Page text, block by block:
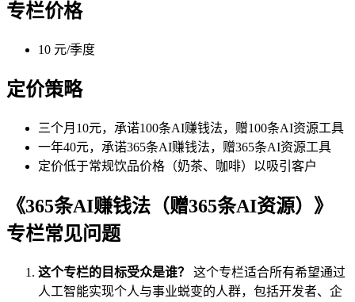
专栏价格
10 元/季度
定价策略
三个月10元，承诺100条AI赚钱法，赠100条AI资源工具
一年40元，承诺365条AI赚钱法，赠365条AI资源工具
定价低于常规饮品价格（奶茶、咖啡）以吸引客户
《365条AI赚钱法（赠365条AI资源）》
专栏常见问题
这个专栏的目标受众是谁？
这个专栏适合所有希望通过
人工智能实现个人与事业蜕变的人群，包括开发者、企